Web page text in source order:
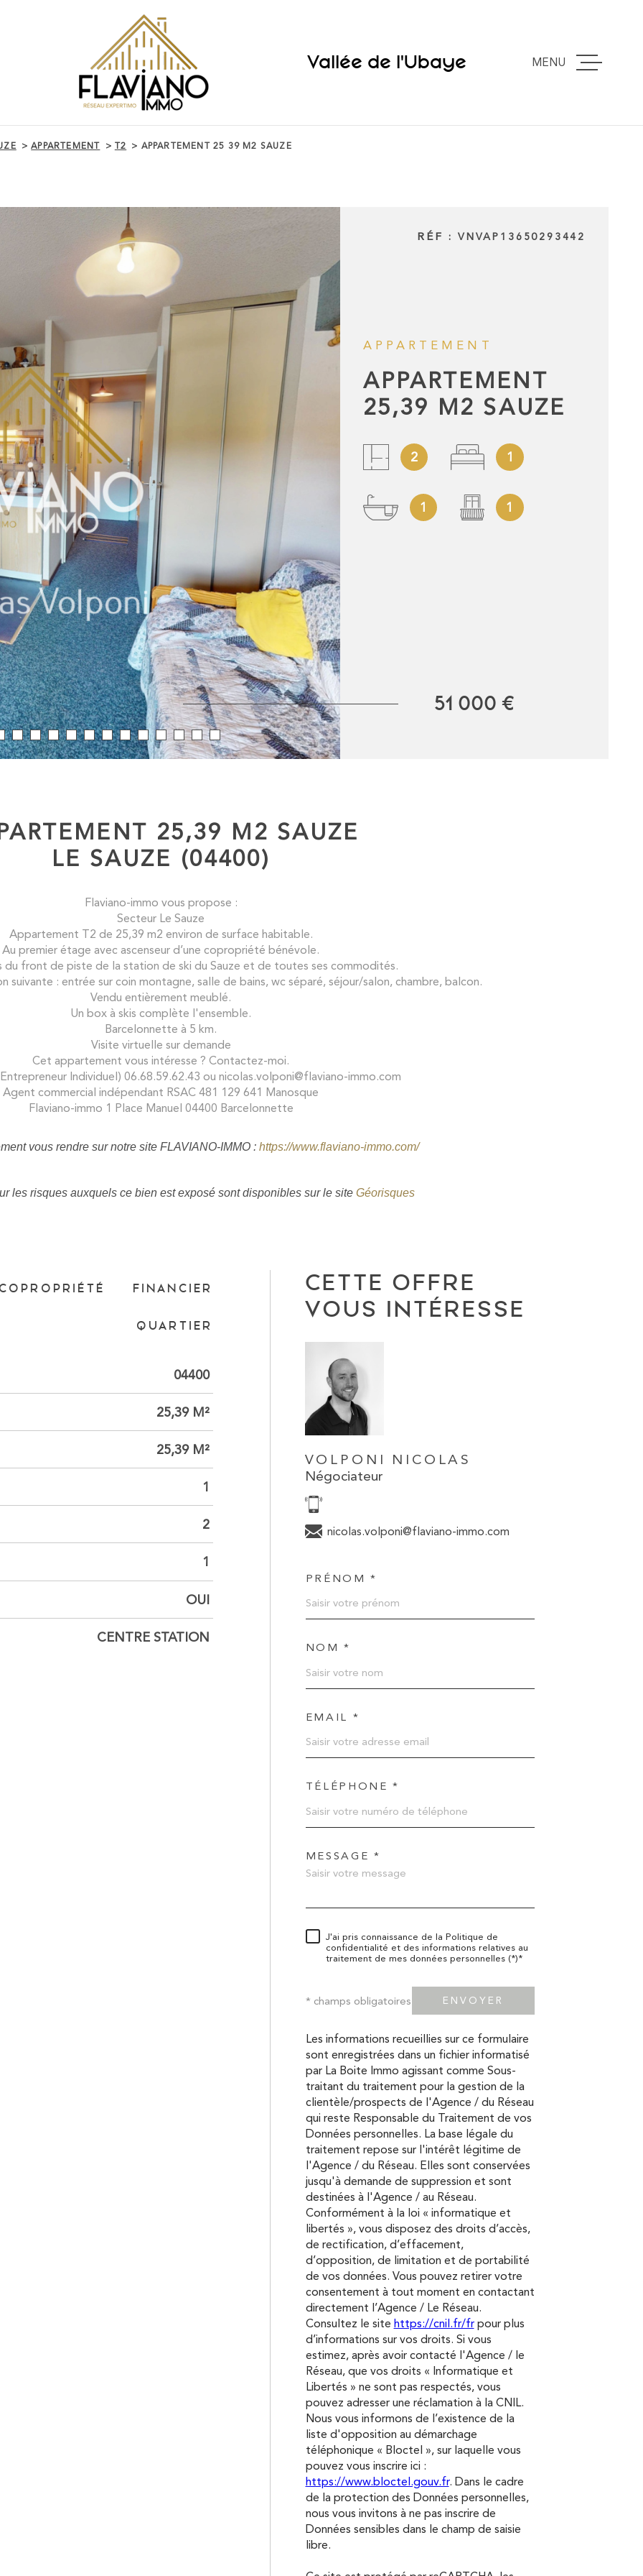
EXPERTISE
NOTRE
Vallée de l'Ubaye MENU
APPARTEMENT T2 APPARTEMENT 25 39 M2 SAUZE
RÉF : VNVAP13650293442
APPARTEMENT
APPARTEMENT
25,39 M2 SAUZE
2 1
1 1
51 000 €
25,39 M2 SAUZE
LE SAUZE (04400)
Flaviano-immo vous propose :
Secteur Le Sauze
Appartement T2 de 25,39 m2 environ de surface habitable.
Au premier étage avec ascenseur d’une copropriété bénévole.
du front de piste de la station de ski du Sauze et de toutes ses commodités.
suivante : entrée sur coin montagne, salle de bains, wc séparé, séjour/salon, chambre, balcon.
Vendu entièrement meublé.
Un box à skis complète l'ensemble.
Barcelonnette à 5 km.
Visite virtuelle sur demande
Cet appartement vous intéresse ? Contactez-moi.
Individuel) 06.68.59.62.43 ou nicolas.volponi@flaviano-immo.com
Agent commercial indépendant RSAC 481 129 641 Manosque
Flaviano-immo 1 Place Manuel 04400 Barcelonnette
vous rendre sur notre site FLAVIANO-IMMO : https://www.flaviano-immo.com/
les risques auxquels ce bien est exposé sont disponibles sur le site Géorisques
FINANCIER
QUARTIER
04400
25,39 M²
25,39 M²
1
2
1
OUI
CENTRE STATION
CETTE OFFRE
VOUS INTÉRESSE
VOLPONI NICOLAS
Négociateur
nicolas.volponi@flaviano-immo.com
PRÉNOM *
NOM *
EMAIL *
TÉLÉPHONE *
MESSAGE *
J'ai pris connaissance de la Politique de
confidentialité et des informations relatives au
traitement de mes données personnelles (*)*
* champs obligatoires ENVOYER
Les informations recueillies sur ce formulaire
sont enregistrées dans un fichier informatisé
par La Boite Immo agissant comme Sous-
traitant du traitement pour la gestion de la
clientèle/prospects de l'Agence / du Réseau
qui reste Responsable du Traitement de vos
Données personnelles. La base légale du
traitement repose sur l'intérêt légitime de
l'Agence / du Réseau. Elles sont conservées
jusqu'à demande de suppression et sont
destinées à l'Agence / au Réseau.
Conformément à la loi « informatique et
libertés », vous disposez des droits d’accès,
de rectification, d’effacement,
d’opposition, de limitation et de portabilité
de vos données. Vous pouvez retirer votre
consentement à tout moment en contactant
directement l’Agence / Le Réseau.
Consultez le site https://cnil.fr/frpour plus
d’informations sur vos droits. Si vous
estimez, après avoir contacté l'Agence / le
Réseau, que vos droits « Informatique et
Libertés » ne sont pas respectés, vous
pouvez adresser une réclamation à la CNIL.
Nous vous informons de l’existence de la
liste d'opposition au démarchage
téléphonique « Bloctel », sur laquelle vous
pouvez vous inscrire ici :
https://www.bloctel.gouv.fr. Dans le cadre
de la protection des Données personnelles,
nous vous invitons à ne pas inscrire de
Données sensibles dans le champ de saisie
libre.